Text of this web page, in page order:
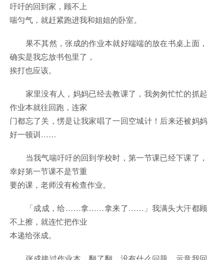
吁吁的回到家，顾不上
喘匀气，就赶紧跑进我和姐姐的卧室。
果不其然，张成的作业本就好端端的放在书桌上面，
确实是我忘放书包里了，
挨打也应该。
家里没有人，妈妈已经去教课了，我匆匆忙忙的抓起
作业本就往回跑，连家
门都忘了关，愣是让我家唱了一回空城计！后来还被妈妈
好一顿训……
当我气喘吁吁的回到学校时，第一节课已经下课了，
幸好第一节课不是节重
要的课，老师没有检查作业。
「成成，给……拿……拿来了……」我满头大汗都顾
不上擦，就连忙把作业
本递给张成。